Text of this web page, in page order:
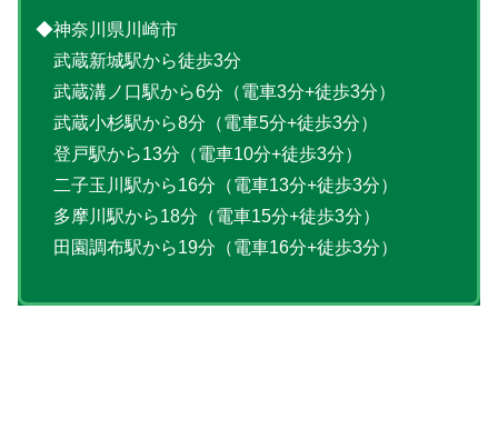
◆神奈川県川崎市
武蔵新城駅から徒歩3分
武蔵溝ノ口駅から6分（電車3分+徒歩3分）
武蔵小杉駅から8分（電車5分+徒歩3分）
登戸駅から13分（電車10分+徒歩3分）
二子玉川駅から16分（電車13分+徒歩3分）
多摩川駅から18分（電車15分+徒歩3分）
田園調布駅から19分（電車16分+徒歩3分）